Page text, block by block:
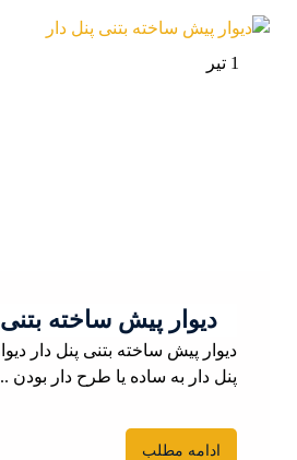
1 تیر
دیوار پیش ساخته بتنی
دیوار پیش ساخته بتنی پنل دار
پنل دار به ساده یا طرح دار بودن
ادامه مطلب